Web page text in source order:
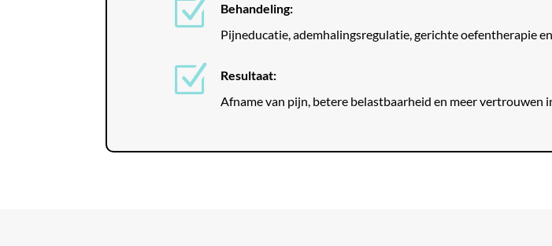
Z
Behandeling:
Pijneducatie, ademhalingsregulatie, gerichte oefentherapie
Z
Resultaat:
Afname van pijn, betere belastbaarheid en meer vertrouwen